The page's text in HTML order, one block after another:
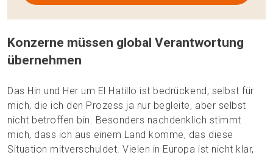
Konzerne müssen global Verantwortung
übernehmen
Das Hin und Her um El Hatillo ist bedrückend, selbst für
mich, die ich den Prozess ja nur begleite, aber selbst
nicht betroffen bin. Besonders nachdenklich stimmt
mich, dass ich aus einem Land komme, das diese
Situation mitverschuldet. Vielen in Europa ist nicht klar,